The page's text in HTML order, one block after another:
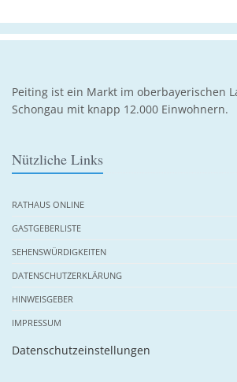
Peiting ist ein Markt im oberbayerischen
Schongau mit knapp 12.000 Einwohnern.
Nützliche Links
RATHAUS ONLINE
GASTGEBERLISTE
SEHENSWÜRDIGKEITEN
DATENSCHUTZERKLÄRUNG
HINWEISGEBER
IMPRESSUM
Datenschutzeinstellungen